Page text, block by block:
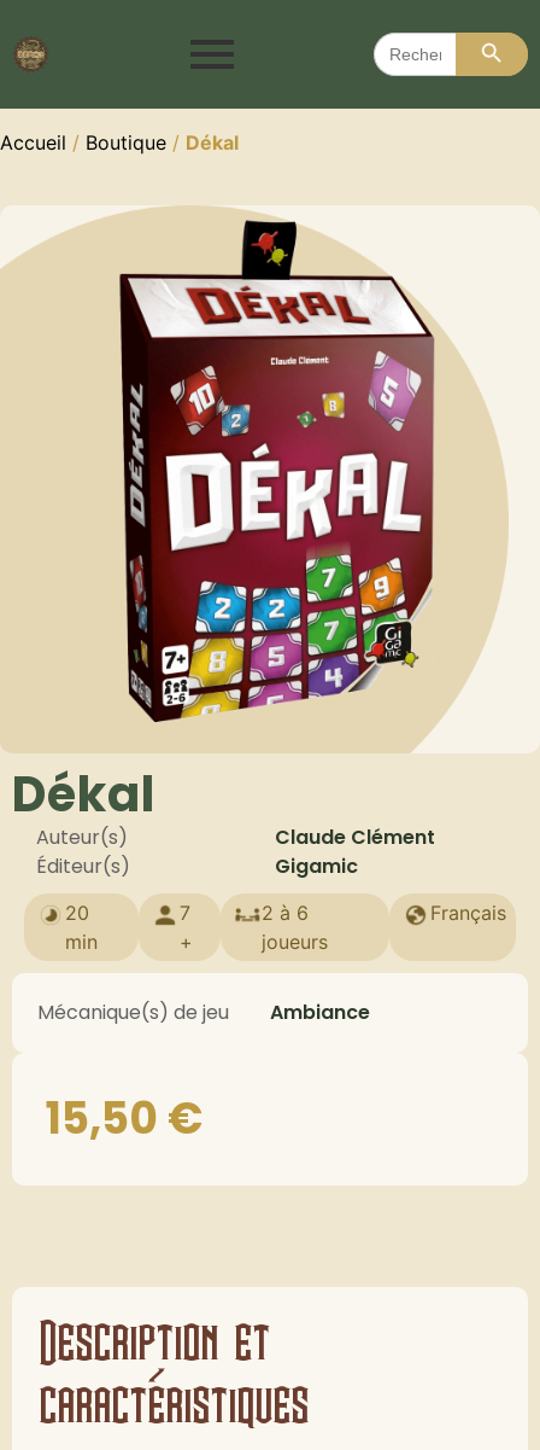
Search
for:
Search
Accueil / Boutique / Dékal
Dékal
Auteur(s)
Claude Clément
Éditeur(s)
Gigamic
20
min
7
+
2 à 6
joueurs
Français
Mécanique(s) de jeu Ambiance
15,50€
Description et
caractéristiques